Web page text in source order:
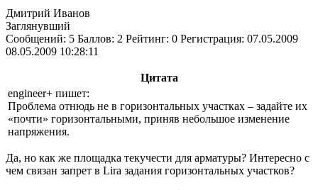
Дмитрий Иванов
Заглянувший
Сообщений: 5 Баллов: 2 Рейтинг: 0 Регистрация: 07.05.2009
08.05.2009 10:28:11
Цитата
engineer+ пишет:
Проблема отнюдь не в горизонтальных участках – задайте их
«почти» горизонтальными, приняв небольшое изменение
напряжения.
Да, но как же площадка текучести для арматуры? Интересно с
чем связан запрет в Lira задания горизонтальных участков?